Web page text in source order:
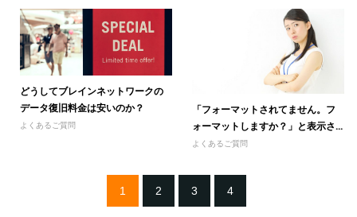
どうしてブレインネットワークの
データ復旧料金は安いのか？
よくあるご質問
「フォーマットされてません。フ
ォーマットしますか？」と表示さ...
よくあるご質問
1 2 3 4